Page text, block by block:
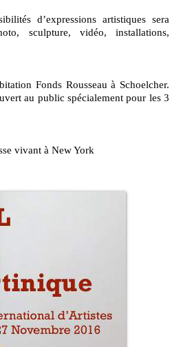
d’expressions artistiques sera
sculpture, vidéo, installations,
Fonds Rousseau à Schoelcher.
au public spécialement pour les 3
vivant à New York